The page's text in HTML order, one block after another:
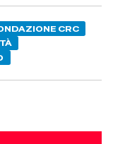
CRC